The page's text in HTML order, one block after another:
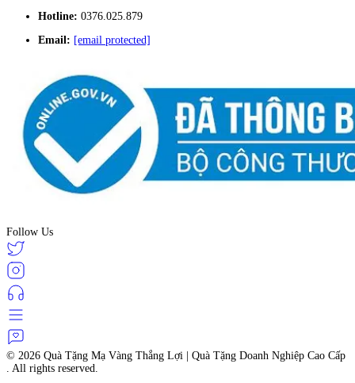
Hotline: 0376.025.879
Email: [email protected]
Follow Us
© 2026 Quà Tặng Mạ Vàng Thắng Lợi | Quà Tặng Doanh Nghiệp Cao Cấp
. All rights reserved.